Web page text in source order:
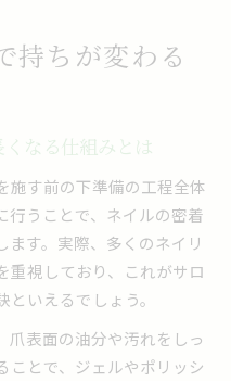
下準備法
レナリーの基本手順
用の注意点とコツ
備の実践方法とは
な下準備のコツを伝授
パ工程にあり
るプレパレーション法
さが与える影響とは
良くなる理由を解説
ネイルの秘訣とは
持ちが変わる
なる仕組みとは
施す前の下準備の工程全体
行うことで、ネイルの密着
す。実際、多くのネイリ
重視しており、これがサロ
いえるでしょう。
爪表面の油分や汚れをしっ
ことで、ジェルやポリッシ